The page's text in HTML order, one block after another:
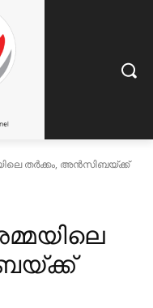
തർക്കം, അൻസിബയ്ക്ക്